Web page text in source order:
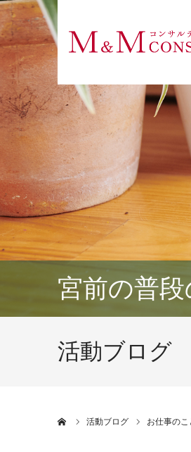
宮前の普
活動ブログ
活動ブログ お仕事のこ